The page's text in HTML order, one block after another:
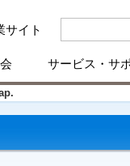
サイト
サービス・サ